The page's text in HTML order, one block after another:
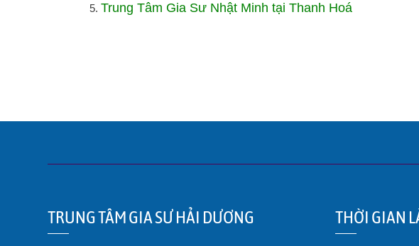
Trung Tâm Gia Sư Nhật Minh tại Thanh Hoá
TRUNG TÂM GIA SƯ HẢI DƯƠNG THỜI GIAN